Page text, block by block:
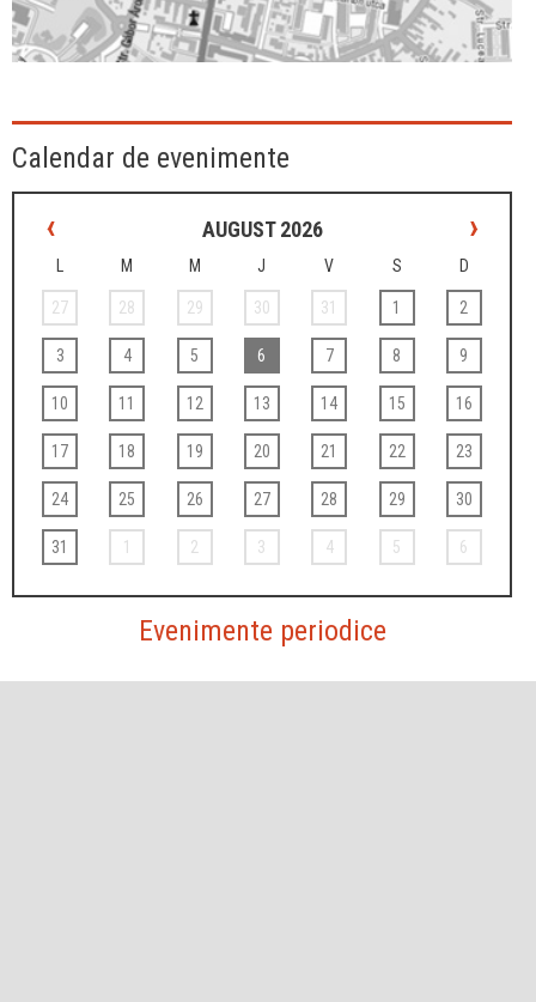
Calendar de evenimente
‹ AUGUST 2026 ›
M M J V S D
27 28 29 30 31 1 2
3 4 5 6 7 8 9
10 11 12 13 14 15 16
17 18 19 20 21 22 23
24 25 26 27 28 29 30
31 1 2 3 4 5 6
Evenimente periodice